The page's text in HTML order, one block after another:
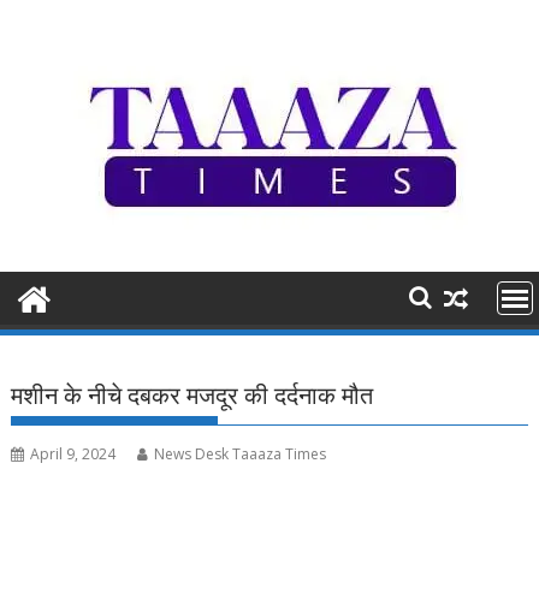
मशीन के नीचे दबकर मजदूर की दर्दनाक मौत
April 9, 2024 News Desk Taaaza Times